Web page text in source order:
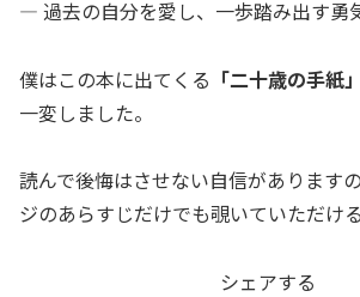
― 過去の自分を愛し、一歩踏み出す
僕はこの本に出てくる 「二十歳の手紙」
一変しました。
読んで後悔はさせない自信があります
ジのあらすじだけでも覗いていただけ
シェアする